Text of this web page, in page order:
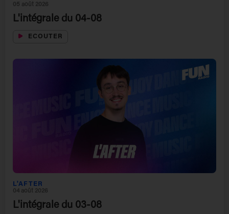
05 août 2026
L'intégrale du 04-08
ECOUTER
L'AFTER
04 août 2026
L'intégrale du 03-08